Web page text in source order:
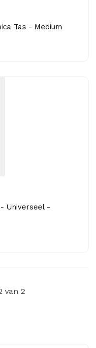
Tas - Medium
Universeel -
van 2